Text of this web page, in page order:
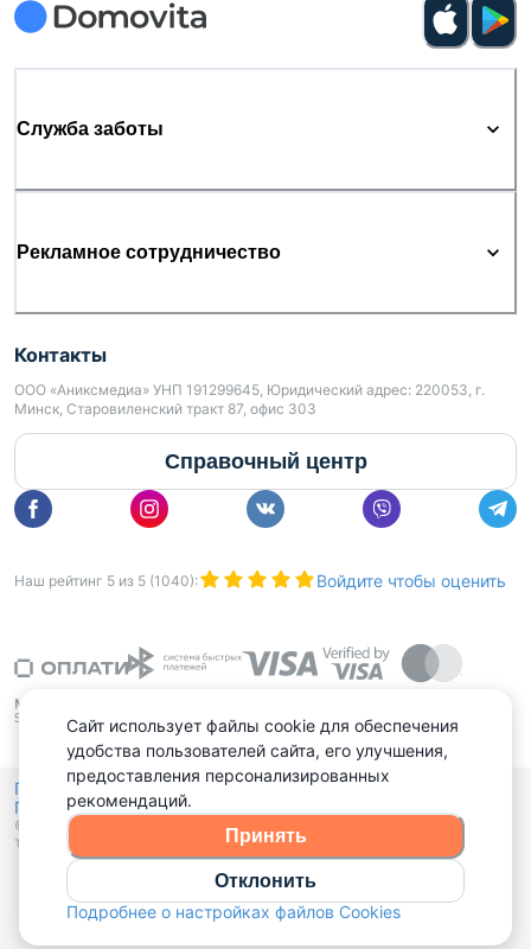
Служба заботы
Рекламное сотрудничество
Контакты
ООО «Аниксмедиа» УНП 191299645, Юридический адрес: 220053, г.
Минск, Старовиленский тракт 87, офис 303
Справочный центр
Наш рейтинг 5 из 5 (1040): Войдите чтобы оценить
Политика конфиденциальности,
Политика обработки файлов куки
© 2015 - 2026, Domovita.by. Копирование материалов допускается
только при наличии активной ссылки.
Сайт использует файлы cookie для обеспечения
удобства пользователей сайта, его улучшения,
предоставления персонализированных
рекомендаций.
Принять
Отклонить
Подробнее о настройках файлов Cookies